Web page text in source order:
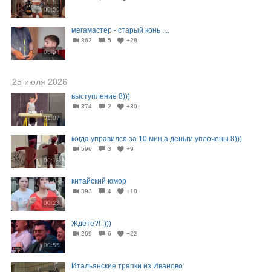
00:50
00:54
мегамастер - старый конь ....
362 5 +28
25 июля 2026
01:07
выступление 8)))
374 2 +30
00:18
когда управился за 10 мин,а деньги уплочены 8)))
596 3 +9
00:23
китайский юмор
393 4 +10
00:55
Ждёте?! :)))
269 6 −22
Итальянские тряпки из Иваново